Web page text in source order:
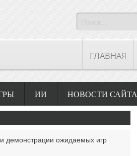
ГЛАВНАЯ
ИИ НОВОСТИ САЙТА
демонстрации ожидаемых игр